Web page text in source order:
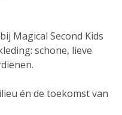
Magical Second Kids
schone, lieve
én de toekomst van